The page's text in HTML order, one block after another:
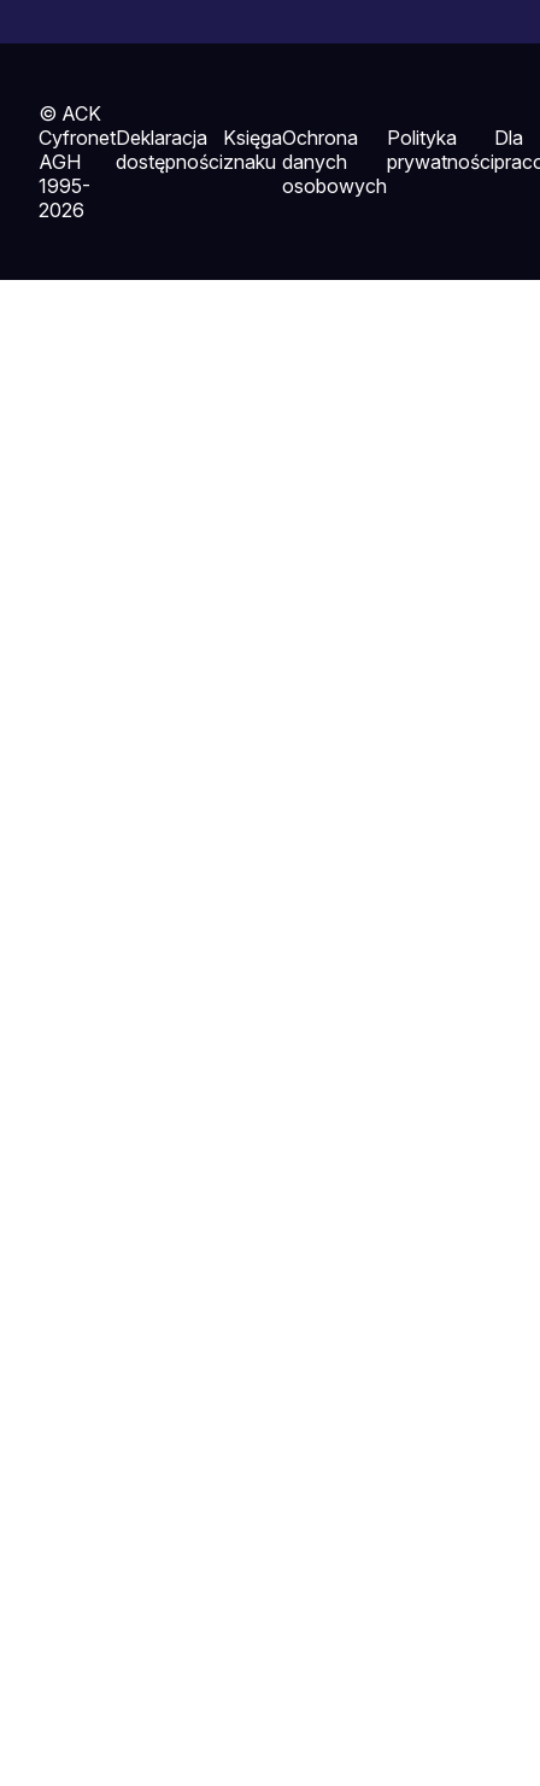
© ACK
Cyfronet
AGH
1995-
2026
Deklaracja
dostępności
Księga
znaku
Ochrona
danych
osobowych
Polityka
prywatności
Dla